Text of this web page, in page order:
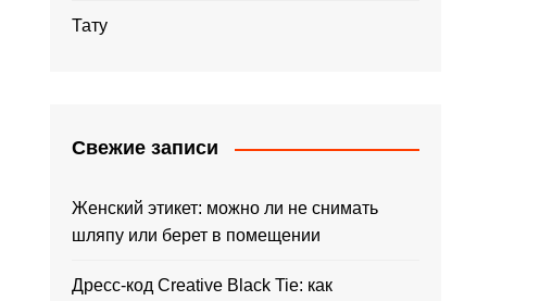
Тату
Свежие записи
Женский этикет: можно ли не снимать
шляпу или берет в помещении
Дресс-код Creative Black Tie: как